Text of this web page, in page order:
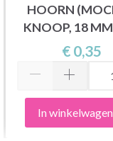
HOORN
KNOOP, 18
712)
€ 0,35
In